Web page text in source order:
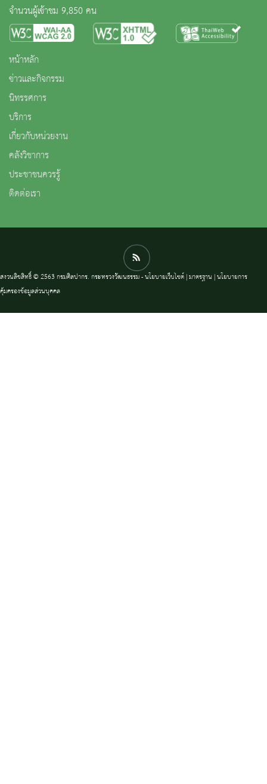
จำนวนผู้เข้าชม 9,850 คน
หน้าหลัก
ข่าวและกิจกรรม
นิทรรศการ
บริการ
เกี่ยวกับหน่วยงาน
คลังวิชาการ
ประชาชนควรรู้
ติดต่อเรา
สงวนลิขสิทธิ์ © 2563 กรมศิลปากร. กระทรวงวัฒนธรรม -นโยบายเว็บไซต์|มาตรฐาน |นโยบายการ
คุ้มครองข้อมูลส่วนบุคคล